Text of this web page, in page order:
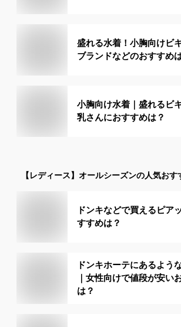
盛れる水着！小胸向けビ
ブランドなどのおすすめ
小胸向け水着｜盛れるビ
乳さんにおすすめは？
【レディース】 オールシーズンの人気おす
ドンキなどで買えるピア
すすめは？
ドンキホーテにあるよう
｜女性向けで値段が安い
は？